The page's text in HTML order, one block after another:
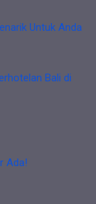
Untuk Anda
Bali di
Ada!